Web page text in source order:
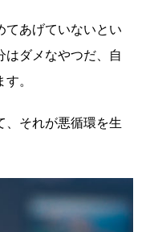
てあげていないとい
はダメなやつだ、自
。
、それが悪循環を生